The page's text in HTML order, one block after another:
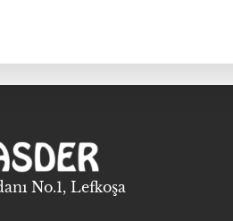
No.1, Lefkoşa